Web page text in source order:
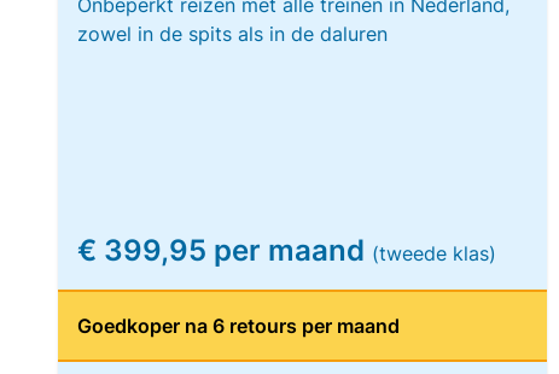
Onbeperkt reizen met alle treinen in Nederland,
zowel in de spits als in de daluren
€ 399,95 per maand (tweede klas)
Goedkoper na 6 retours per maand